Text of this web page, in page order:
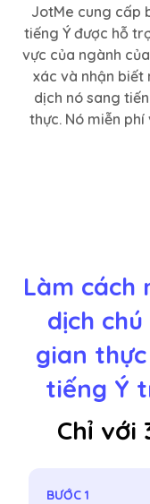
JotMe cung cấp
tiếng Ý được hỗ
vực của ngành
xác và nhận biết
dịch nó sang
thực. Nó miễn
Làm cách
dịch
gian
tiếng Ý
Chỉ với
BƯỚC 1